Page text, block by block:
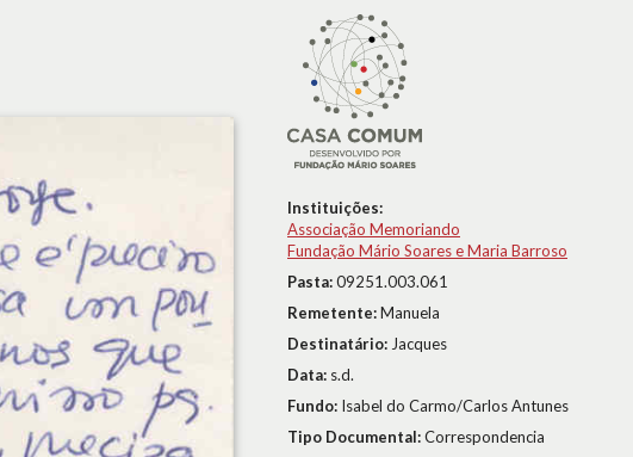
Instituições:
Associação Memoriando
Fundação Mário Soares e Maria Barroso
Pasta:09251.003.061
Remetente:Manuela
Destinatário: Jacques
Data: s.d.
Fundo: Isabel do Carmo/Carlos Antunes
Tipo Documental:Correspondencia